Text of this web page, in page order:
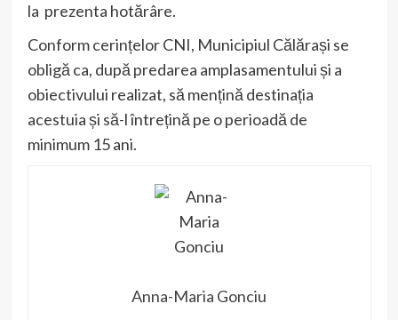
la prezenta hotărâre.
Conform cerințelor CNI, Municipiul Călărași se
obligă ca, după predarea amplasamentului și a
obiectivului realizat, să mențină destinația
acestuia și să-l întrețină pe o perioadă de
minimum 15 ani.
Anna-Maria Gonciu